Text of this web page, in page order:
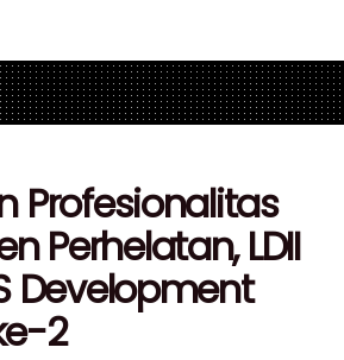
Profesionalitas
Perhelatan, LDII
Development
2